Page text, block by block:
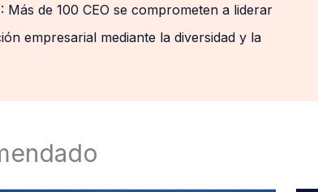
Más de 100 CEO se comprometen a liderar
empresarial mediante la diversidad y la